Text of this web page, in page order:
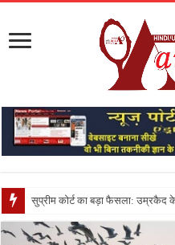
सुप्रीम कोर्ट का बड़ा फैसला: उम्रकैद